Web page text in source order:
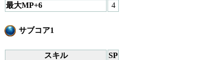
最大MP+6
4
サブコア1
スキル
SP